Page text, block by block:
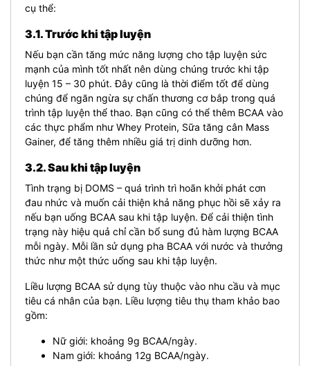
cụ thể:
3.1. Trước khi tập luyện
Nếu bạn cần tăng mức năng lượng cho tập luyện sức
mạnh của mình tốt nhất nên dùng chúng trước khi tập
luyện 15 – 30 phút. Đây cũng là thời điểm tốt để dùng
chúng để ngăn ngừa sự chấn thương cơ bắp trong quá
trình tập luyện thể thao. Bạn cũng có thể thêm BCAA vào
các thực phẩm như Whey Protein, Sữa tăng cân Mass
Gainer, để tăng thêm nhiều giá trị dinh dưỡng hơn.
3.2. Sau khi tập luyện
Tình trạng bị DOMS – quá trình trì hoãn khởi phát cơn
đau nhức và muốn cải thiện khả năng phục hồi sẽ xảy ra
nếu bạn uống BCAA sau khi tập luyện. Để cải thiện tình
trạng này hiệu quả chỉ cần bổ sung đủ hàm lượng BCAA
mỗi ngày. Mỗi lần sử dụng pha BCAA với nước và thưởng
thức như một thức uống sau khi tập luyện.
Liều lượng BCAA sử dụng tùy thuộc vào nhu cầu và mục
tiêu cá nhân của bạn. Liều lượng tiêu thụ tham khảo bao
gồm:
Nữ giới: khoảng 9g BCAA/ngày.
Nam giới: khoảng 12g BCAA/ngày.